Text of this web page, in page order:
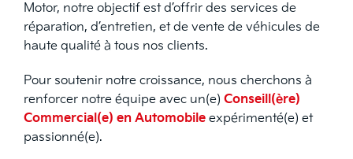
Motor, notre objectif est d’offrir des services de
réparation, d’entretien, et de vente de véhicules de
haute qualité à tous nos clients.
Pour soutenir notre croissance, nous cherchons à
renforcer notre équipe avec un(e) Conseill(ère)
Commercial(e) en Automobile expérimenté(e) et
passionné(e).